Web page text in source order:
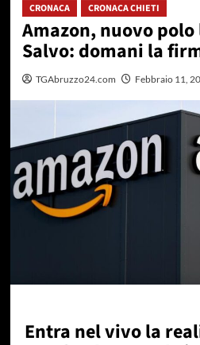
CRONACA CRONACA CHIETI
Amazon, nuovo
Salvo: domani la
TGAbruzzo24.com Febbraio 11,
Entra nel vivo la